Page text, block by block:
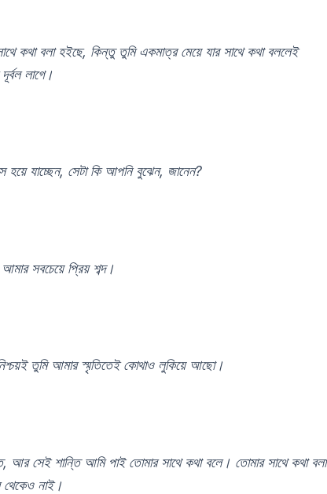
কথা বলা হইছে, কিন্তু তুমি একমাত্র মেয়ে যার সাথে কথা বললেই
লাগে।
হয়ে যাচ্ছেন, সেটা কি আপনি বুঝেন, জানেন?
সবচেয়ে প্রিয় শব্দ।
তুমি আমার স্মৃতিতেই কোথাও লুকিয়ে আছো।
আর সেই শান্তি আমি পাই তোমার সাথে কথা বলে। তোমার সাথে কথা বলা
নাই।